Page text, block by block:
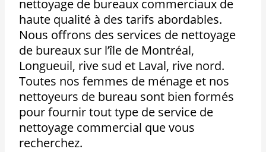
nettoyage de bureaux commerciaux de
haute qualité à des tarifs abordables.
Nous offrons des services de nettoyage
de bureaux sur l’île de Montréal,
Longueuil, rive sud et Laval, rive nord.
Toutes nos femmes de ménage et nos
nettoyeurs de bureau sont bien formés
pour fournir tout type de service de
nettoyage commercial que vous
recherchez.